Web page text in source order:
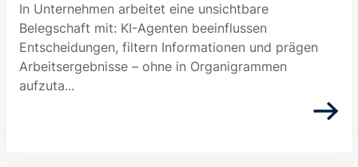
In Unternehmen arbeitet eine unsichtbare
Belegschaft mit: KI-Agenten beeinflussen
Entscheidungen, filtern Informationen und prägen
Arbeitsergebnisse – ohne in Organigrammen
aufzuta...